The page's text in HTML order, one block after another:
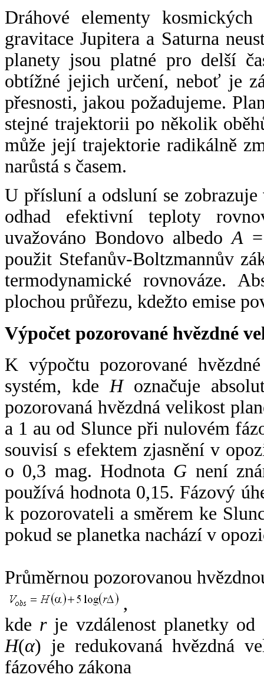
Dráhové elementy
gravitace Jupitera a Saturna
planety jsou platné pro delší
obtížné jejich určení, neboť je
přesnosti, jakou požadujeme.
stejné trajektorii po několik
může její trajektorie radikálně
narůstá s časem.
U přísluní a odsluní se
odhad efektivní teploty
uvažováno Bondovo albedoA
použit Stefanův-Boltzmannův
termodynamické rovnováze.
plochou průřezu, kdežto emise
Výpočet pozorované hvězdné
K výpočtu pozorované
systém, kde Hoznačuje
pozorovaná hvězdná velikost
a 1 au od Slunce při nulovém
souvisí s efektem zjasnění v
o 0,3 mag. Hodnota G není
používá hodnota 0,15. Fázový
k pozorovateli a směrem ke
pokud se planetka nachází v
Průměrnou pozorovanou
,
kde rje vzdálenost planetky od
H(α) je redukovaná hvězdná
fázového zákona